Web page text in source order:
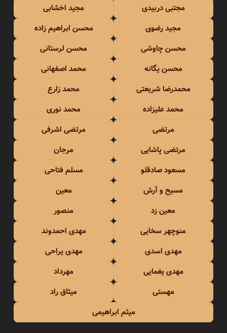
مجتبی دربیدی
مجید اخشابی
مجید رضوی
محسن ابراهیم زاده
محسن چاوشی
محسن لرستانی
محسن یگانه
محمد اصفهانی
محمدرضا شریعتی
محمد زارع
محمد علیزاده
محمد نوری
مرتضی
مرتضی اشرفی
مرتضی پاشایی
مرجان
مسعود صادقلو
مسلم فتاحی
مسیح و آرش
معین
معین زد
منصور
منوچهر سخایی
مهدی احمدوند
مهدی اسدی
مهدی یراحی
مهدی یغمایی
مهرداد
مهستی
میثاق راد
میثم ابراهیمی